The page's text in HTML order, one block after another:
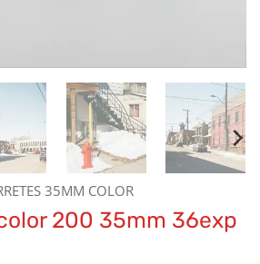
35MM COLOR
200 35mm 36exp